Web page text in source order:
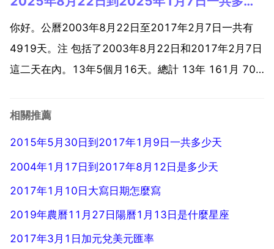
十月。廿十。卯時。八 字 壬辰。辛亥。戊戌。乙卯 五
行 水土。金水。土土。木木或鬥晌。納 音 常流水...
你好。公曆2003年8月22日至2017年2月7日一共有
4919天。注 包括了2003年8月22日和2017年2月7日
這二天在內。13年5個月16天。總計 13年 161月 702
7日到2017年8月26日之間一共有多少天 一共是8...
相關推薦
2015年5月30日到2017年1月9日一共多少天
2004年1月17日到2017年8月12日是多少天
2017年1月10日大寫日期怎麼寫
2019年農曆11月27日陽曆1月13日是什麼星座
2017年3月1日加元兌美元匯率